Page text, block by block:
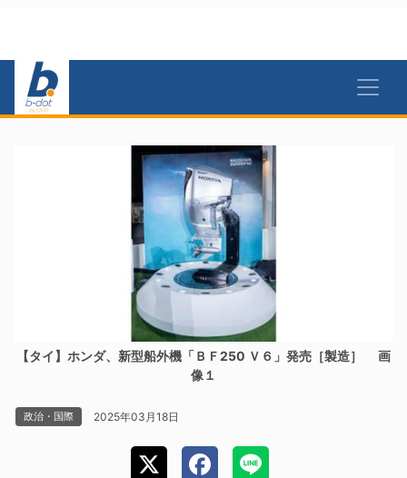
【タイ】ホンダ、新型船外機「ＢＦ250 Ｖ６」発売［製造］ 画
像１
政治・国際 2025年03月18日